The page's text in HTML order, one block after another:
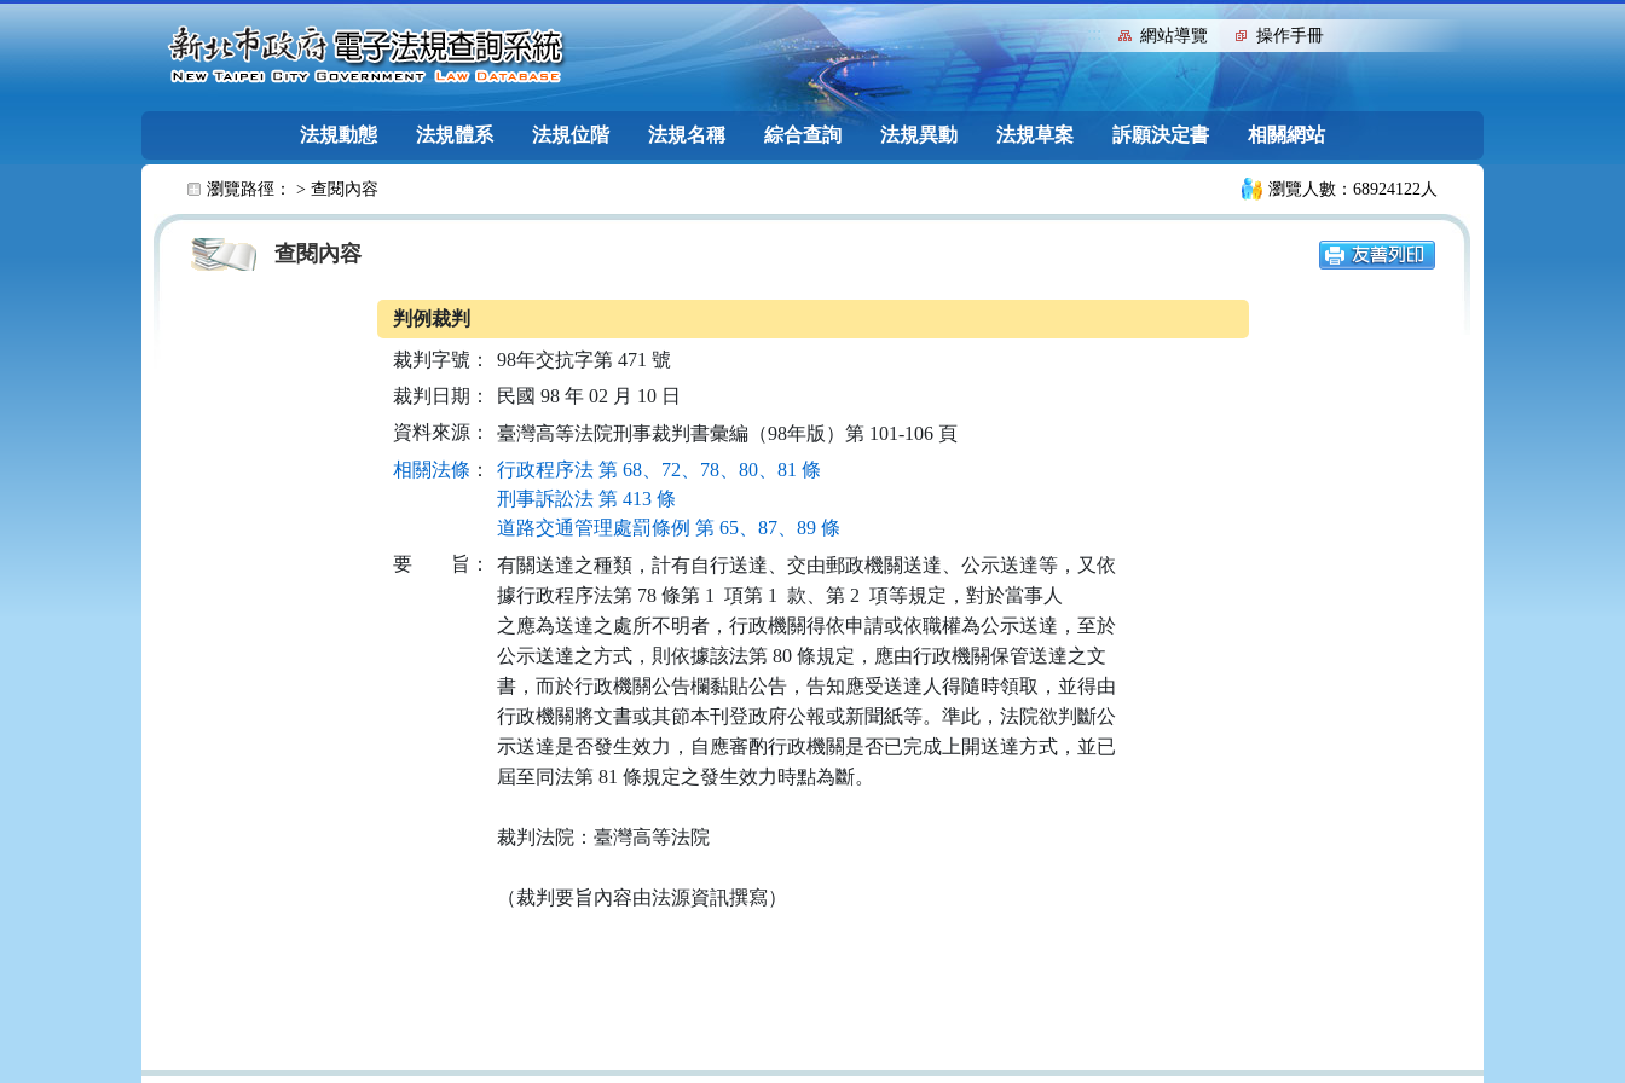
::: 網站導覽 操作手冊
法規動態 法規體系 法規位階 法規名稱 綜合查詢 法規異動 法規草案 訴願決定書 相關網站
瀏覽路徑： > 查閱內容 瀏覽人數：68924122人
查閱內容
判例裁判
裁判字號：
98年交抗字第 471 號
裁判日期：
民國 98 年 02 月 10 日
資料來源：
臺灣高等法院刑事裁判書彙編（98年版）第 101-106 頁
相關法條 ：
行政程序法 第 68、72、78、80、81 條
刑事訴訟法 第 413 條
道路交通管理處罰條例 第 65、87、89 條
要
旨：
有關送達之種類，計有自行送達、交由郵政機關送達、公示送達等，又依
據行政程序法第 78 條第 1  項第 1  款、第 2  項等規定，對於當事人
之應為送達之處所不明者，行政機關得依申請或依職權為公示送達，至於
公示送達之方式，則依據該法第 80 條規定，應由行政機關保管送達之文
書，而於行政機關公告欄黏貼公告，告知應受送達人得隨時領取，並得由
行政機關將文書或其節本刊登政府公報或新聞紙等。準此，法院欲判斷公
示送達是否發生效力，自應審酌行政機關是否已完成上開送達方式，並已
屆至同法第 81 條規定之發生效力時點為斷。
裁判法院：臺灣高等法院
（裁判要旨內容由法源資訊撰寫）